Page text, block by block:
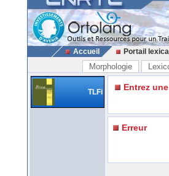
Accueil Portail lexical
Morphologie
TLFi Entrez
Erreur